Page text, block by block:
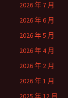
2026 年 7 月
2026 年 6 月
2026 年 5 月
2026 年 4 月
2026 年 2 月
2026 年 1 月
2025 年 12 月